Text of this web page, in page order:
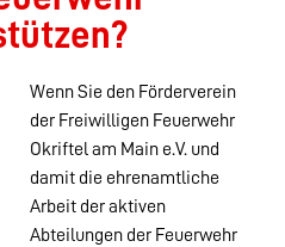
Wenn Sie den Förderverein
der Freiwilligen Feuerwehr
Okriftel am Main e.V. und
damit die ehrenamtliche
Arbeit der aktiven
Abteilungen der Feuerwehr